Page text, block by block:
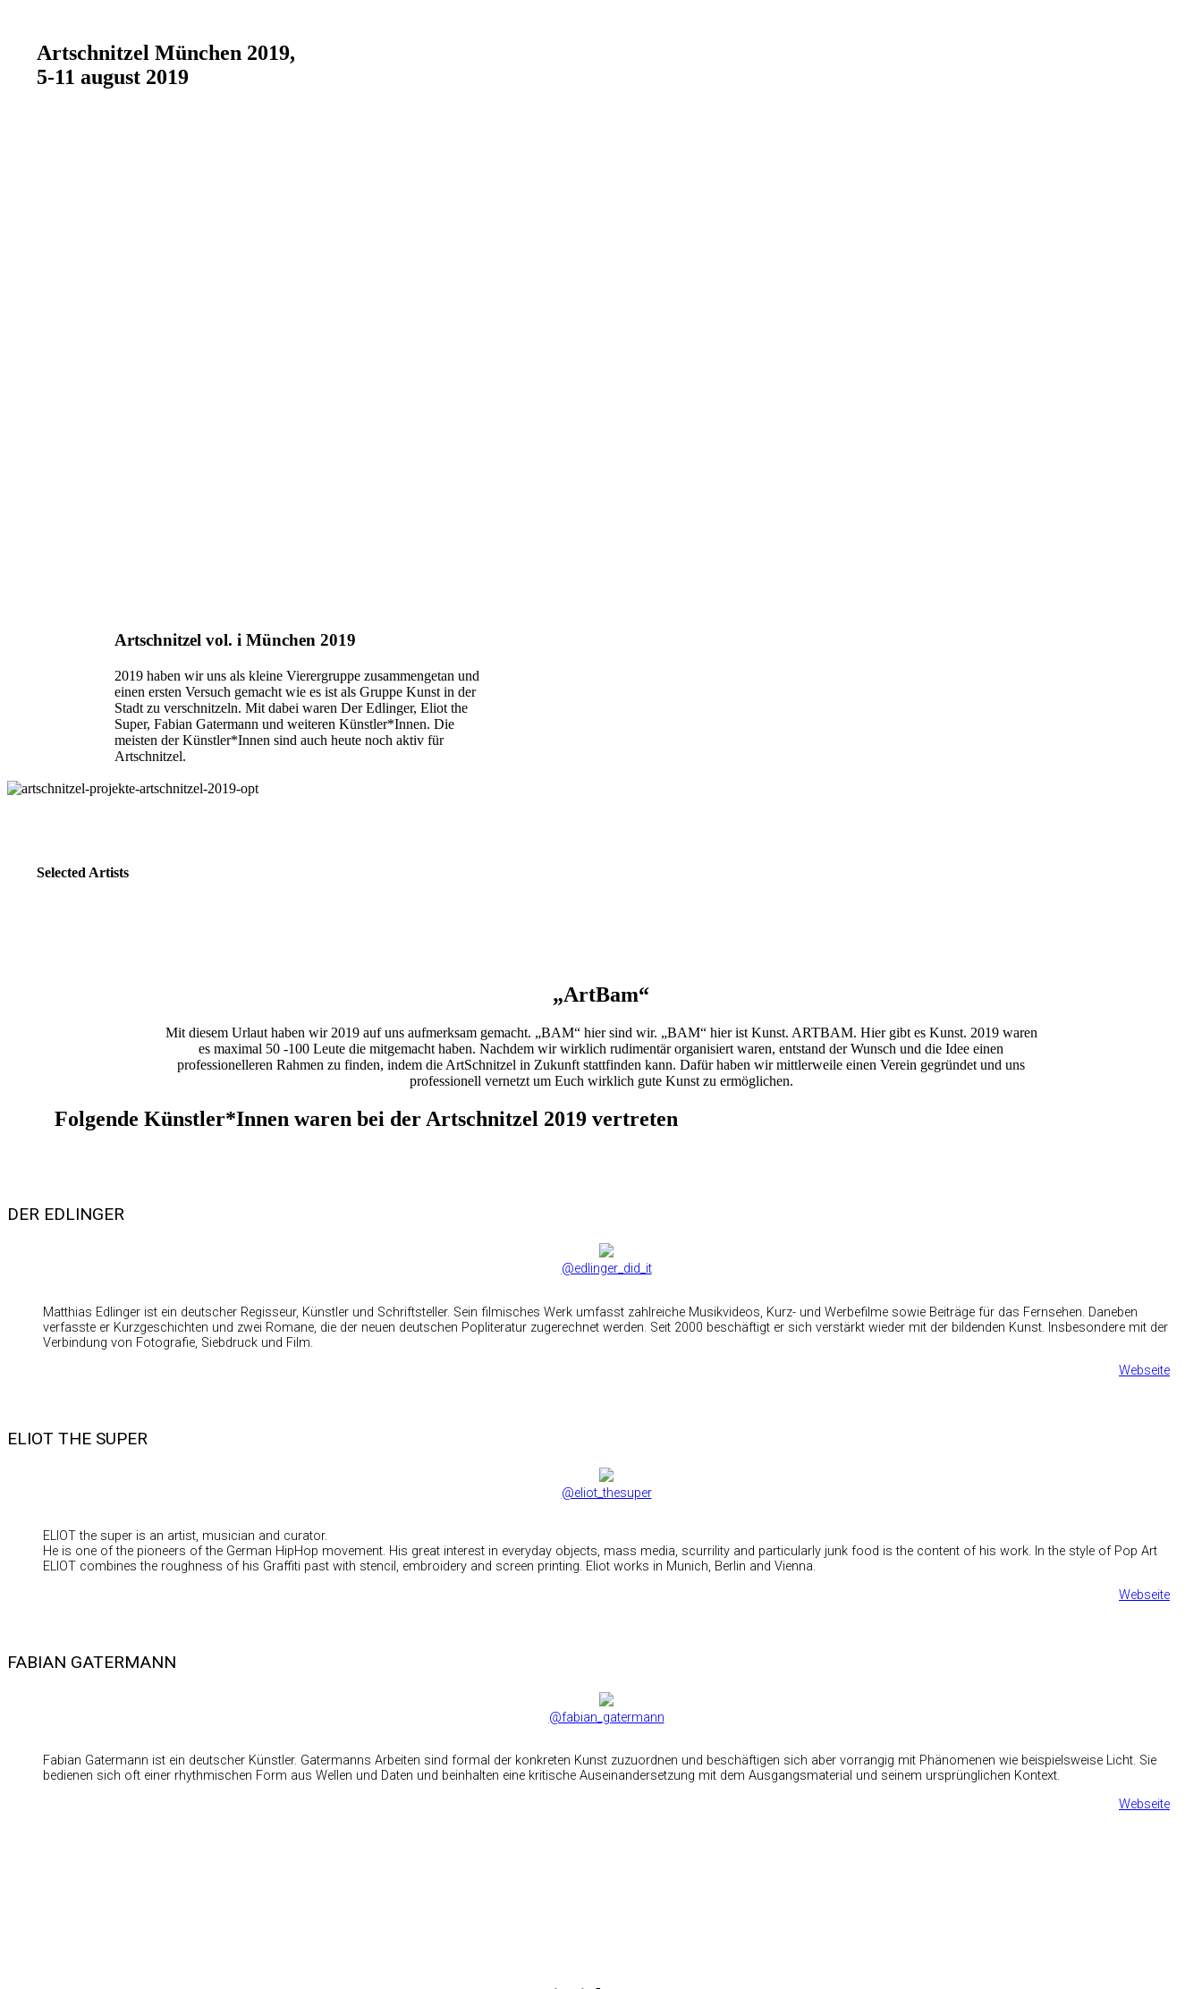
Artschnitzel München 2019,
5-11 august 2019
Artschnitzel vol. i München 2019
2019 haben wir uns als kleine Vierergruppe zusammengetan und
einen ersten Versuch gemacht wie es ist als Gruppe Kunst in der
Stadt zu verschnitzeln. Mit dabei waren Der Edlinger, Eliot the
Super, Fabian Gatermann und weiteren Künstler*Innen. Die
meisten der Künstler*Innen sind auch heute noch aktiv für
Artschnitzel.
Selected Artists
„ArtBam“
Mit diesem Urlaut haben wir 2019 auf uns aufmerksam gemacht. „BAM“ hier sind wir. „BAM“ hier ist Kunst. ARTBAM. Hier gibt es Kunst. 2019 waren
es maximal 50 -100 Leute die mitgemacht haben. Nachdem wir wirklich rudimentär organisiert waren, entstand der Wunsch und die Idee einen
professionelleren Rahmen zu finden, indem die ArtSchnitzel in Zukunft stattfinden kann. Dafür haben wir mittlerweile einen Verein gegründet und uns
professionell vernetzt um Euch wirklich gute Kunst zu ermöglichen.
Folgende Künstler*Innen waren bei der Artschnitzel 2019 vertreten
DER EDLINGER
@edlinger_did_it
Matthias Edlinger ist ein deutscher Regisseur, Künstler und Schriftsteller. Sein filmisches Werk umfasst zahlreiche Musikvideos, Kurz- und Werbefilme sowie Beiträge für das Fernsehen. Daneben
verfasste er Kurzgeschichten und zwei Romane, die der neuen deutschen Popliteratur zugerechnet werden. Seit 2000 beschäftigt er sich verstärkt wieder mit der bildenden Kunst. Insbesondere mit der
Verbindung von Fotografie, Siebdruck und Film.
Webseite
ELIOT THE SUPER
@eliot_thesuper
ELIOT the super is an artist, musician and curator.
He is one of the pioneers of the German HipHop movement. His great interest in everyday objects, mass media, scurrility and particularly junk food is the content of his work. In the style of Pop Art
ELIOT combines the roughness of his Graffiti past with stencil, embroidery and screen printing. Eliot works in Munich, Berlin and Vienna.
Webseite
FABIAN GATERMANN
@fabian_gatermann
Fabian Gatermann ist ein deutscher Künstler. Gatermanns Arbeiten sind formal der konkreten Kunst zuzuordnen und beschäftigen sich aber vorrangig mit Phänomenen wie beispielsweise Licht. Sie
bedienen sich oft einer rhythmischen Form aus Wellen und Daten und beinhalten eine kritische Auseinandersetzung mit dem Ausgangsmaterial und seinem ursprünglichen Kontext.
Webseite